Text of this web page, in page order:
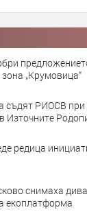
„Крумовица“
съдят РИОСВ
Източните
редица
снимаха
екоплатформа